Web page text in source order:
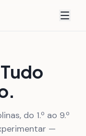
do 1.º ao 9.º
—